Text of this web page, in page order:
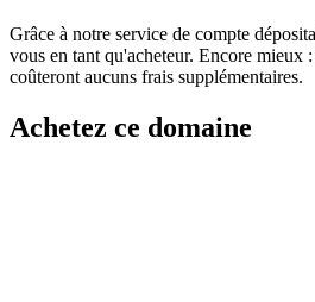
Grâce à notre service de compte
vous en tant qu'acheteur. Encore mieux
coûteront aucuns frais supplémentaires.
Achetez ce domaine